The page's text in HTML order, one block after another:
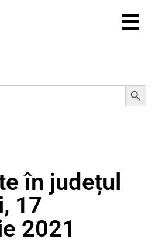
Search Button
în județul
17
2021